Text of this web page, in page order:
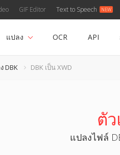
GIF Editor Text to Speech
แปลง OCR API
DBK DBK เป็น XWD
ตั
แปลงไฟล์